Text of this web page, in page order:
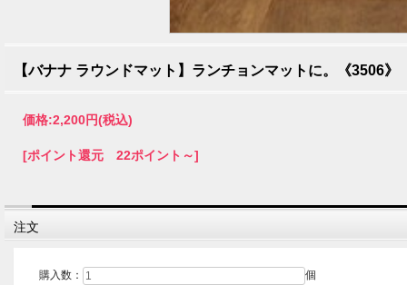
【バナナ ラウンドマット】ランチョンマットに。《3506》
価格:2,200円(税込)
[ポイント還元 22ポイント～]
注文
購入数： 個